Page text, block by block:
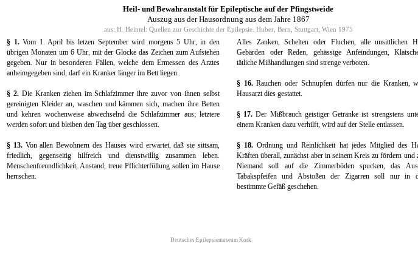
Heil- und Bewahranstalt für Epileptische auf der Pfingstweide
Auszug aus der Hausordnung aus dem Jahre 1867
aus: H. Heintel: Quellen zur Geschichte der Epilepsie. Huber, Bern, Stuttgart, Wien 1975
§ 1.Vom 1. April bis letzen September wird morgens 5 Uhr, in den
übrigen Monaten um 6 Uhr, mit der Glocke das Zeichen zum Aufstehen
gegeben. Nur in besonderen Fällen, welche dem Ermessen des Arztes
anheimgegeben sind, darf ein Kranker länger im Bett liegen.
§ 2.Die Kranken ziehen im Schlafzimmer ihre zuvor von ihnen selbst
gereinigten Kleider an, waschen und kämmen sich, machen ihre Betten
und kehren wochenweise abwechselnd die Schlafzimmer aus; letztere
werden sofort und bleiben den Tag über geschlossen.
§ 13.Von allen Bewohnern des Hauses wird erwartet, daß sie sittsam,
friedlich, gegenseitig hilfreich und dienstwillig zusammen leben.
Menschenfreundlichkeit, Anstand, treue Pflichterfüllung sollen im Hause
herrschen.
Alles Zanken, Schelten oder Fluchen, alle unsittlichen
Gebärden oder Reden, gehässige Anfeindungen,
tätliche Mißhandlungen sind strenge verboten.
§ 16.Rauchen oder Schnupfen dürfen nur die Kranken,
Hausarzt dies gestattet.
§ 17. Der Mißbrauch geistiger Getränke ist strengstens
einem Kranken dazu verhilft, wird auf der Stelle entlassen.
§ 18. Ordnung und Reinlichkeit hat jedes Mitglied des
Kräften überall, zunächst aber in seinem Kreis zu fördern und
Niemand soll auf die Zimmerböden spucken, das
Tabakspfeifen und Abstoßen der Zigarren soll nur in
bestimmte Gefäß geschehen.
Deutsches Epilepsiemuseum Kork